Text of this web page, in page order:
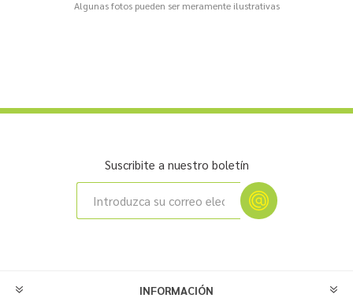
Algunas fotos pueden ser meramente ilustrativas
Suscribite a nuestro boletín
INFORMACIÓN